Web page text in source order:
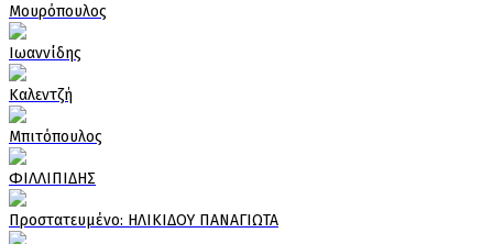
Μουρόπουλος
Ιωαννίδης
Καλεντζή
Μπιτόπουλος
ΦΙΛΛΙΠΙΔΗΣ
Πρoστατευμένο: ΗΛΙΚΙΔΟΥ ΠΑΝΑΓΙΩΤΑ